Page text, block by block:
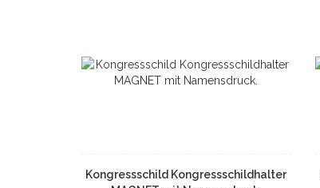
Kongressschild Kongressschildhalter